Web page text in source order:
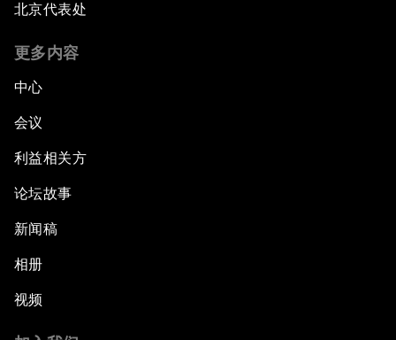
北京代表处
更多内容
中心
会议
利益相关方
论坛故事
新闻稿
相册
视频